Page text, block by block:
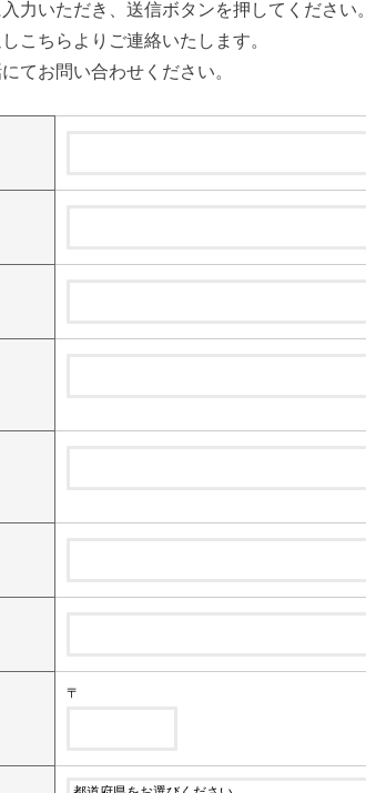
力いただき、送信ボタンを押してください。
こちらよりご連絡いたします。
てお問い合わせください。
〒